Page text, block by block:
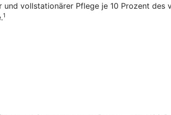
vollstationärer Pflege je 10 Prozent des
1